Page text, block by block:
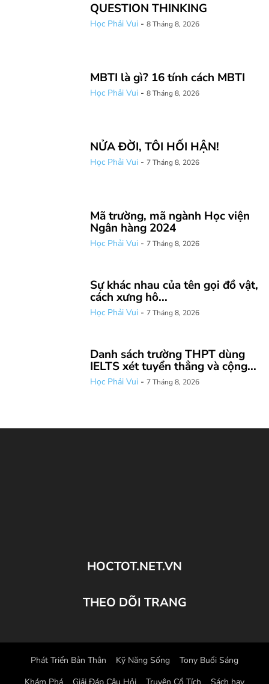
QUESTION THINKING
Học Phải Vui - 8 Tháng 8, 2026
MBTI là gì? 16 tính cách MBTI
Học Phải Vui - 8 Tháng 8, 2026
NỬA ĐỜI, TÔI HỐI HẬN!
Học Phải Vui - 7 Tháng 8, 2026
Mã trường, mã ngành Học viện
Ngân hàng 2024
Học Phải Vui - 7 Tháng 8, 2026
Sự khác nhau của tên gọi đồ vật,
cách xưng hô...
Học Phải Vui - 7 Tháng 8, 2026
Danh sách trường THPT dùng
IELTS xét tuyển thẳng và cộng...
Học Phải Vui - 7 Tháng 8, 2026
HOCTOT.NET.VN
THEO DÕI TRANG
Phát Triển Bản Thân Kỹ Năng Sống
Tony Buổi Sáng